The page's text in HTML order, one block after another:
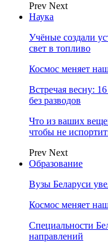
Prev Next
Наука
Учёные создали
свет в топливо
Космос меняет
Встречая весну:
без разводов
Что из ваших
чтобы не
Prev Next
Образование
Вузы Беларуси
Космос меняет
Специальности
направлений